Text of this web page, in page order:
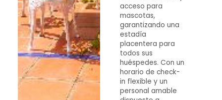
acceso para
mascotas,
garantizando una
estadía
placentera para
todos sus
huéspedes. Con un
horario de check-
in flexible y un
personal amable